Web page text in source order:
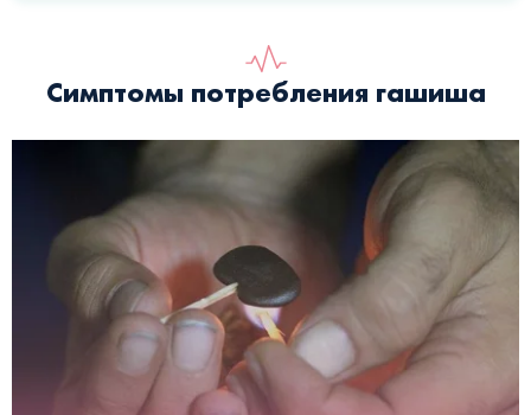
Симптомы потребления гашиша